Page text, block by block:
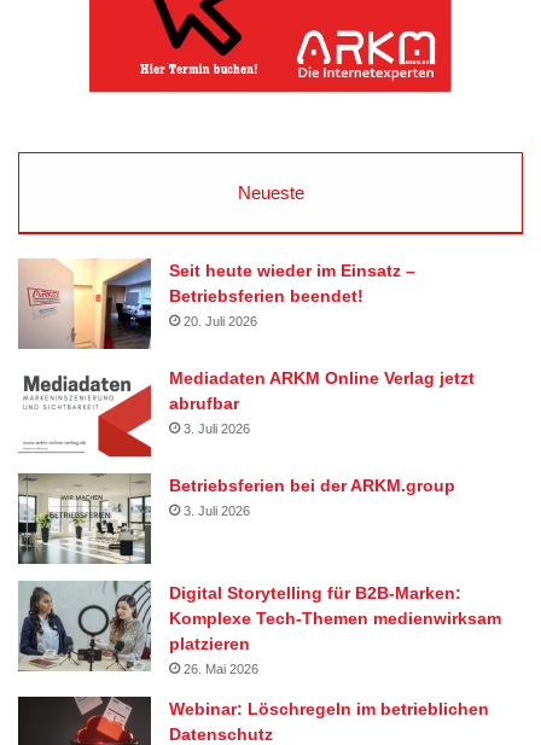
Neueste
Seit heute wieder im Einsatz –
Betriebsferien beendet!
20. Juli 2026
Mediadaten ARKM Online Verlag jetzt
abrufbar
3. Juli 2026
Betriebsferien bei der ARKM.group
3. Juli 2026
Digital Storytelling für B2B-Marken:
Komplexe Tech-Themen medienwirksam
platzieren
26. Mai 2026
Webinar: Löschregeln im betrieblichen
Datenschutz